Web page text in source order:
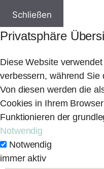
Schließen
Privatsphäre
Diese Website
verbessern, während Sie
Von diesen werden die
Cookies in Ihrem
Funktionieren der
Notwendig
Notwendig
immer aktiv